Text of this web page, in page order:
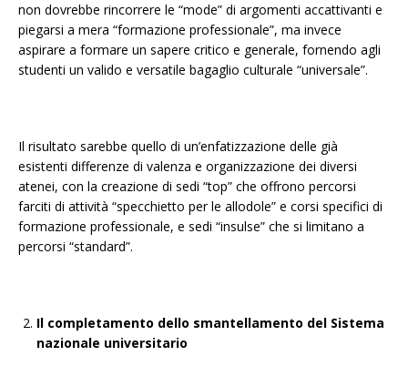
non dovrebbe rincorrere le “mode” di argomenti accattivanti e
piegarsi a mera “formazione professionale”, ma invece
aspirare a formare un sapere critico e generale, fornendo agli
studenti un valido e versatile bagaglio culturale “universale”.
Il risultato sarebbe quello di un’enfatizzazione delle già
esistenti differenze di valenza e organizzazione dei diversi
atenei, con la creazione di sedi “top” che offrono percorsi
farciti di attività “specchietto per le allodole” e corsi specifici di
formazione professionale, e sedi “insulse” che si limitano a
percorsi “standard”.
Il completamento dello smantellamento del Sistema
nazionale universitario